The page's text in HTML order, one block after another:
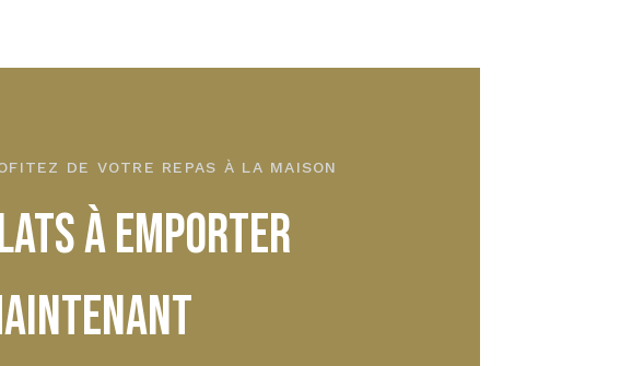
DE VOTRE REPAS À LA MAISON
À EMPORTER